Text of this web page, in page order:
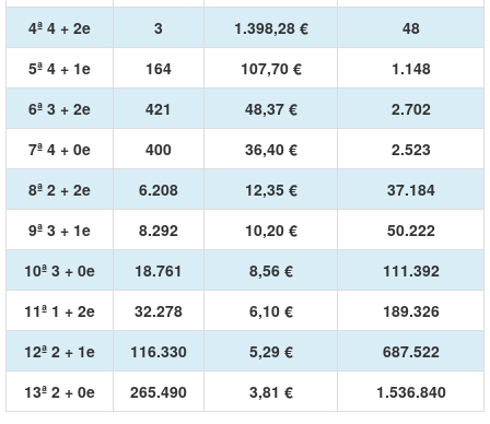
4ª 4 + 2e
3 1.398,28 €
48
5ª 4 + 1e
164 107,70 €
1.148
6ª 3 + 2e
421 48,37 €
2.702
7ª 4 + 0e
400 36,40 €
2.523
8ª 2 + 2e
6.208 12,35 €
37.184
9ª 3 + 1e
8.292 10,20 €
50.222
10ª 3 + 0e
18.761 8,56 €
111.392
11ª 1 + 2e
32.278 6,10 €
189.326
12ª 2 + 1e
116.330 5,29 €
687.522
13ª 2 + 0e
265.490 3,81 € 1.536.840